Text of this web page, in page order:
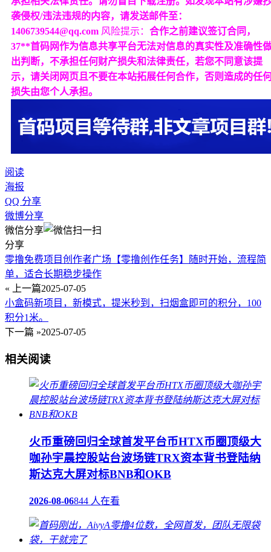
袭侵权/违法违规的内容，请发送邮件至：
1406739544@qq.com 风险提示： 合作之前建议签订合同，
37**首码网作为信息共享平台无法对信息的真实性及准确性
出判断，不承担任何财产损失和法律责任，若您不同意该提
示，请关闭网页且不要在本站拓展任何合作，否则造成的任
损失由您个人承担。
阅读
海报
QQ 分享
微博分享
微信分享
分享
零撸免费项目创作者广场【零撸创作任务】随时开始，流程简
单，适合长期稳步操作
« 上一篇2025-07-05
小盒码新项目，新模式，提米秒到，扫烟盒即可的积分，100
积分1米。
下一篇 »2025-07-05
相关阅读
火币重磅回归全球首发平台币HTX币圈顶级大
咖孙宇晨控股站台波场链TRX资本背书登陆纳
斯达克大屏对标BNB和OKB
2026-08-06844 人在看